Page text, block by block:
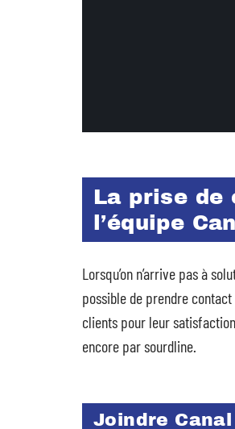
La prise de
l’équipe
Lorsqu’on n’arrive pas à
possible de prendre
clients pour leur
encore par sourdline.
Joindre